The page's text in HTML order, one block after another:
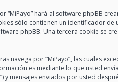
hará al software phpBB
sólo contienen un identificador
phpBB. Una tercera cookie se
navega por “MiPayo”, las cuales
es mediante lo que usted
y mensajes enviados por usted